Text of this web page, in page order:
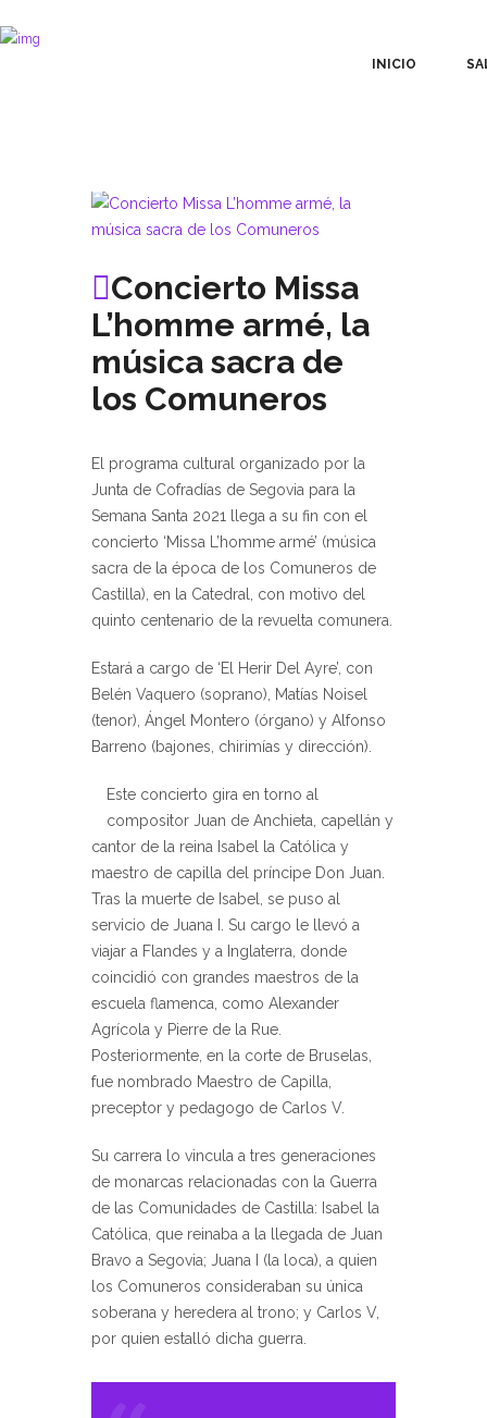
INICIO
Concierto Missa
L’homme armé, la
música sacra de
los Comuneros
El programa cultural organizado por la
Junta de Cofradías de Segovia para la
Semana Santa 2021 llega a su fin con el
concierto ‘Missa L’homme armé’ (música
sacra de la época de los Comuneros de
Castilla), en la Catedral, con motivo del
quinto centenario de la revuelta comunera.
Estará a cargo de ‘El Herir Del Ayre’, con
Belén Vaquero (soprano), Matías Noisel
(tenor), Ángel Montero (órgano) y Alfonso
Barreno (bajones, chirimías y dirección).
Este concierto gira en torno al
compositor Juan de Anchieta, capellán y
cantor de la reina Isabel la Católica y
maestro de capilla del príncipe Don Juan.
Tras la muerte de Isabel, se puso al
servicio de Juana I. Su cargo le llevó a
viajar a Flandes y a Inglaterra, donde
coincidió con grandes maestros de la
escuela flamenca, como Alexander
Agrícola y Pierre de la Rue.
Posteriormente, en la corte de Bruselas,
fue nombrado Maestro de Capilla,
preceptor y pedagogo de Carlos V.
Su carrera lo vincula a tres generaciones
de monarcas relacionadas con la Guerra
de las Comunidades de Castilla: Isabel la
Católica, que reinaba a la llegada de Juan
Bravo a Segovia; Juana I (la loca), a quien
los Comuneros consideraban su única
soberana y heredera al trono; y Carlos V,
por quien estalló dicha guerra.